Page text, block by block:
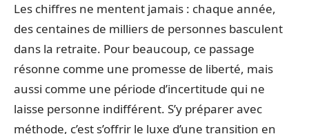
Les chiffres ne mentent jamais : chaque année,
des centaines de milliers de personnes basculent
dans la retraite. Pour beaucoup, ce passage
résonne comme une promesse de liberté, mais
aussi comme une période d’incertitude qui ne
laisse personne indifférent. S’y préparer avec
méthode, c’est s’offrir le luxe d’une transition en